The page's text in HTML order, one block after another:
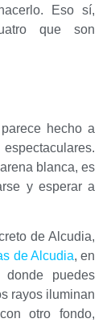
Eso sí,
que son
hecho a
blanca, es
y esperar a
de Alcudia,
de Alcudia, en
puedes
rayos iluminan
otro fondo,